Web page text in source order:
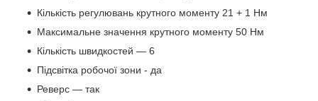
Кількість регулювань крутного моменту 21 + 1 Нм
Максимальне значення крутного моменту 50 Нм
Кількість швидкостей — 6
Підсвітка робочої зони - да
Реверс — так